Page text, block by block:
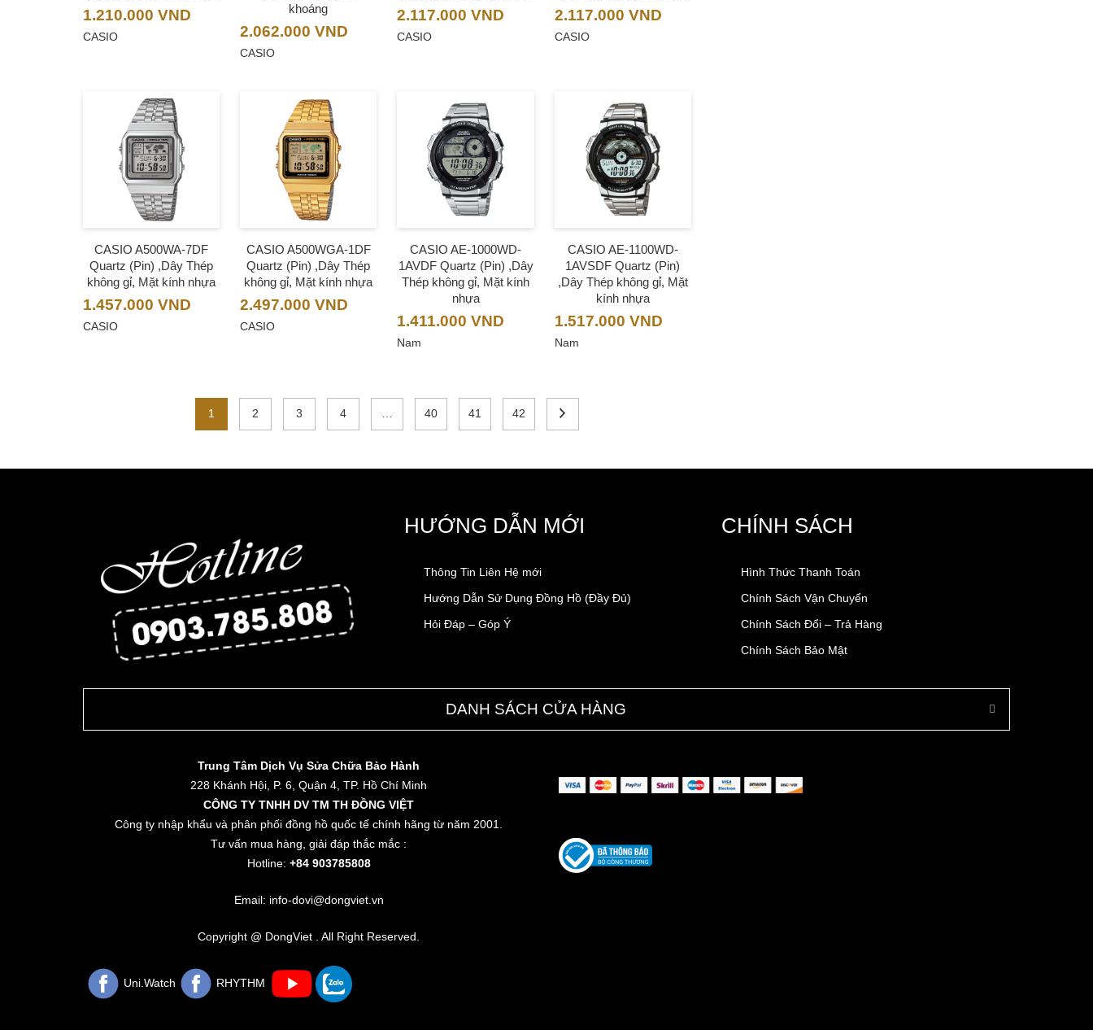
1.210.000 VND
CASIO
khoáng
2.062.000 VND
CASIO
2.117.000VND
CASIO
2.117.000 VND
CASIO
CASIO A500WA-7DF
Quartz (Pin) ,Dây Thép
không gỉ, Mặt kính nhựa
1.457.000 VND
CASIO
CASIO A500WGA-1DF
Quartz (Pin) ,Dây Thép
không gỉ, Mặt kính nhựa
2.497.000 VND
CASIO
CASIO AE-1000WD-
1AVDF Quartz (Pin) ,Dây
Thép không gỉ, Mặt kính
nhựa
1.411.000VND
Nam
CASIO AE-1100WD-
1AVSDF Quartz (Pin)
,Dây Thép không gỉ, Mặt
kính nhựa
1.517.000 VND
Nam
1 2 3 4 40 41 42
HƯỚNG DẪN MỚI
Thông Tin Liên Hệ mới
Hướng Dẫn Sử Dụng Đồng Hồ (Đầy Đủ)
Hỏi Đáp – Góp Ý
CHÍNH SÁCH
Hình Thức Thanh Toán
Chính Sách Vận Chuyển
Chính Sách Đổi – Trả Hàng
Chính Sách Bảo Mật
DANH SÁCH CỬA HÀNG
Trung Tâm Dịch Vụ Sửa Chữa Bảo Hành
228 Khánh Hội, P. 6, Quận 4, TP. Hồ Chí Minh
CÔNG TY TNHH DV TM TH ĐỒNG VIỆT
Công ty nhập khẩu và phân phối đồng hồ quốc tế chính hãng từ năm 2001.
Tư vấn mua hàng, giải đáp thắc mắc :
Hotline: +84 903785808
Email: info-dovi@dongviet.vn
Copyright @ DongViet . All Right Reserved.
Uni.Watch RHYTHM